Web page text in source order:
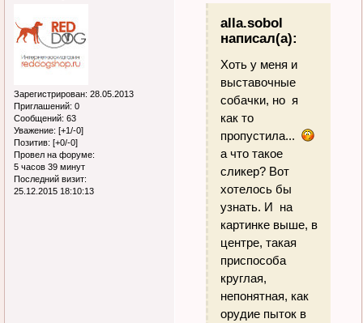
Зарегистрирован: 28.05.2013
Приглашений: 0
Сообщений: 63
Уважение: [+1/-0]
Позитив: [+0/-0]
Провел на форуме:
5 часов 39 минут
Последний визит:
25.12.2015 18:10:13
alla.sobol
написал(а):
Хоть у меня и
выставочные
собачки, но я
как то
пропустила...
а что такое
сликер? Вот
хотелось бы
узнать. И на
картинке выше, в
центре, такая
приспособа
круглая,
непонятная, как
орудие пыток в